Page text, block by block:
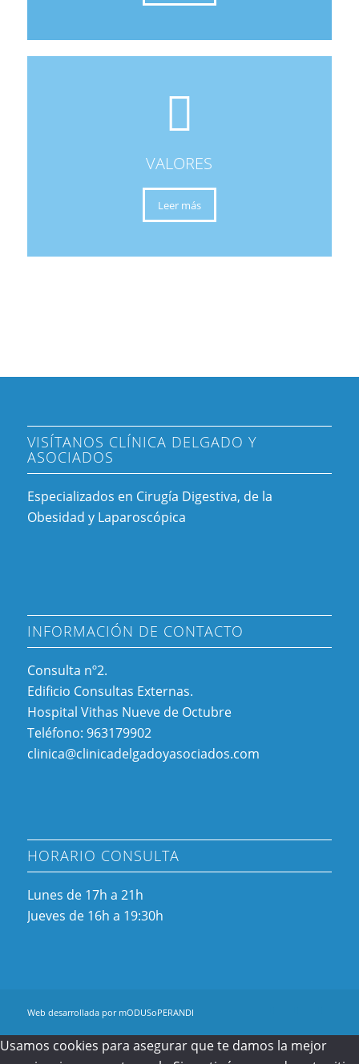
VALORES
Leer más
VISÍTANOS CLÍNICA DELGADO Y
ASOCIADOS
Especializados en Cirugía Digestiva, de la
Obesidad y Laparoscópica
INFORMACIÓN DE CONTACTO
Consulta nº2.
Edificio Consultas Externas.
Hospital Vithas Nueve de Octubre
Teléfono: 963179902
clinica@clinicadelgadoyasociados.com
HORARIO CONSULTA
Lunes de 17h a 21h
Jueves de 16h a 19:30h
Web desarrollada por mODUSoPERANDI
Usamos cookies para asegurar que te damos la mejor